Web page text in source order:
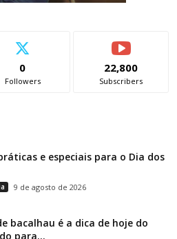
0
Followers
22,800
Subscribers
e especiais para o Dia dos
9 de agosto de 2026
bacalhau é a dica de hoje do
para...